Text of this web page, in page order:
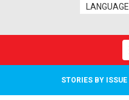
LANGUAGE
STORIES BY ISSUE